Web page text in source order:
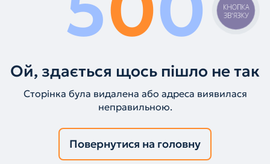
Ой, здається щось пішло не так
Сторінка була видалена або адреса виявилася
неправильною.
Повернутися на головну
КНОПКА
ЗВ'ЯЗКУ